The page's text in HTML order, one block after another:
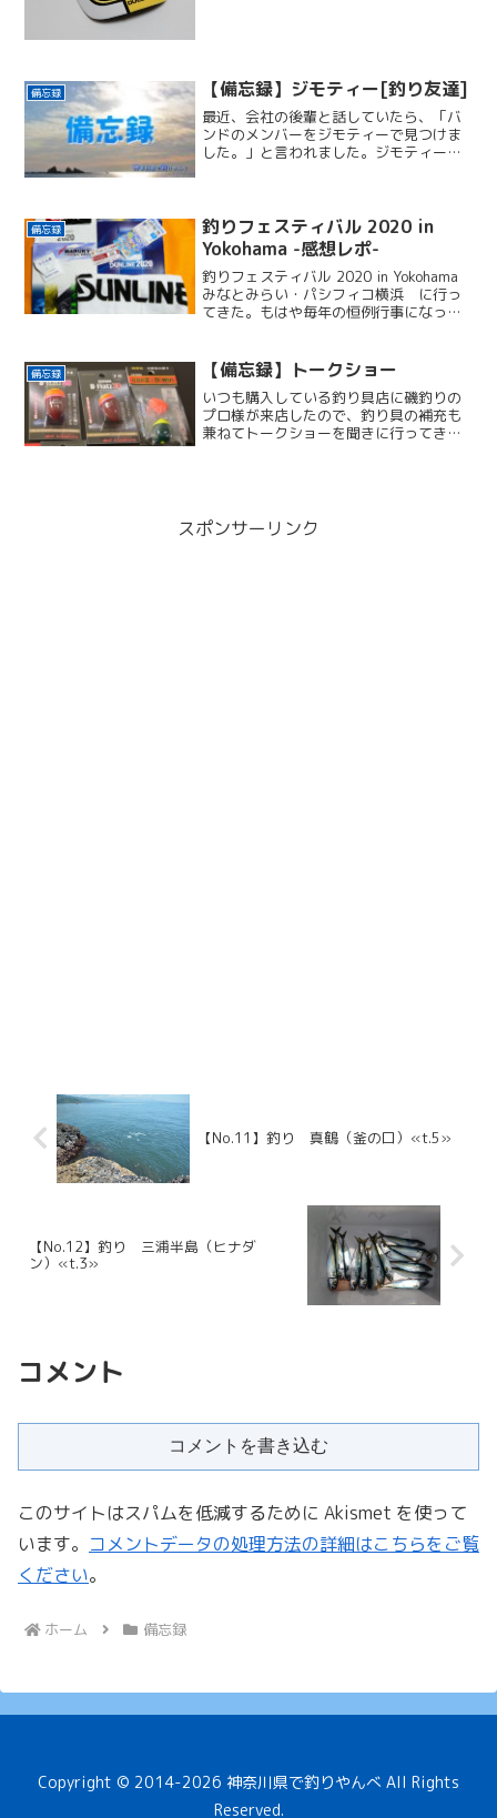
備忘録 【備忘録】ジモティー[釣り友達]
最近、会社の後輩と話していたら、「バ
ンドのメンバーをジモティーで見つけま
した。」と言われました。ジモティーっ
ジモティーはメル...
備忘録
釣りフェスティバル 2020 in
Yokohama -感想レポ-
釣りフェスティバル 2020 in Yokohama
みなとみらい・パシフィコ横浜 に行っ
てきた。もはや毎年の恒例行事になっ
感想を綴ります。行った理由毎年の...
備忘録 【備忘録】トークショー
いつも購入している釣り具店に磯釣りの
プロ様が来店したので、釣り具の補充も
兼ねてトークショーを聞きに行ってきま
スポンサーリンク
【No.11】釣り 真鶴（釜の口）«t.5»
【No.12】釣り 三浦半島（ヒナダ
ン）«t.3»
コメント
コメントを書き込む
このサイトはスパムを低減するために Akismet を使って
います。 コメントデータの処理方法の詳細はこちらをご覧
ください。
ホーム 備忘録
Copyright © 2014-2026 神奈川県で釣りやんべ All Rights
Reserved.